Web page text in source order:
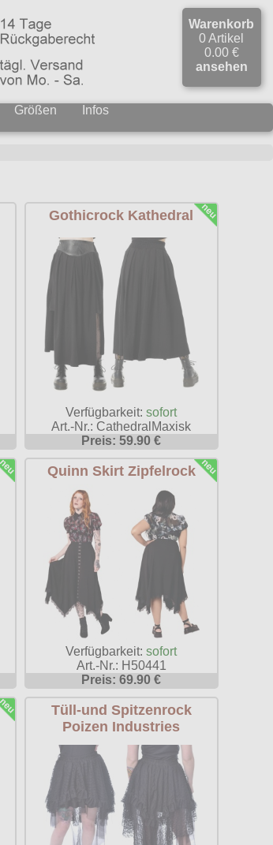
Warenkorb
0 Artikel
0.00 €
ansehen
Größen
Infos
Gothicrock Kathedral
Verfügbarkeit:sofort
Art.-Nr.: CathedralMaxisk
Preis: 59.90 €
Quinn Skirt Zipfelrock
Verfügbarkeit:sofort
Art.-Nr.: H50441
Preis: 69.90 €
Tüll-und Spitzenrock
Poizen Industries